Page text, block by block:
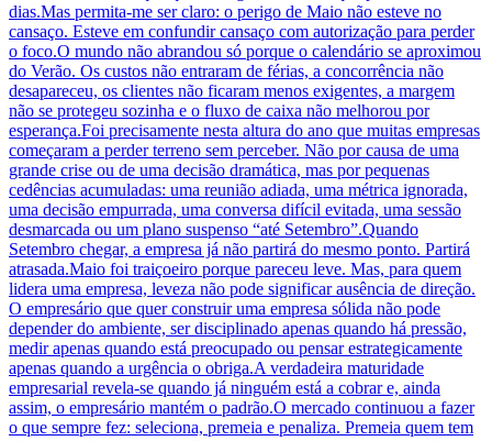
dias.Mas permita-me ser claro: o perigo de Maio não esteve no
cansaço. Esteve em confundir cansaço com autorização para perder
o foco.O mundo não abrandou só porque o calendário se aproximou
do Verão. Os custos não entraram de férias, a concorrência não
desapareceu, os clientes não ficaram menos exigentes, a margem
não se protegeu sozinha e o fluxo de caixa não melhorou por
esperança.Foi precisamente nesta altura do ano que muitas empresas
começaram a perder terreno sem perceber. Não por causa de uma
grande crise ou de uma decisão dramática, mas por pequenas
cedências acumuladas: uma reunião adiada, uma métrica ignorada,
uma decisão empurrada, uma conversa difícil evitada, uma sessão
desmarcada ou um plano suspenso “até Setembro”.Quando
Setembro chegar, a empresa já não partirá do mesmo ponto. Partirá
atrasada.Maio foi traiçoeiro porque pareceu leve. Mas, para quem
lidera uma empresa, leveza não pode significar ausência de direção.
O empresário que quer construir uma empresa sólida não pode
depender do ambiente, ser disciplinado apenas quando há pressão,
medir apenas quando está preocupado ou pensar estrategicamente
apenas quando a urgência o obriga.A verdadeira maturidade
empresarial revela-se quando já ninguém está a cobrar e, ainda
assim, o empresário mantém o padrão.O mercado continuou a fazer
o que sempre fez: seleciona, premeia e penaliza. Premeia quem tem